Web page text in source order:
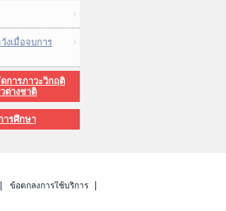
งเมื่อจบการ
การภาวะวิกฤติ
ต่างชาติ
รศึกษา
ข้อตกลงการใช้บริการ